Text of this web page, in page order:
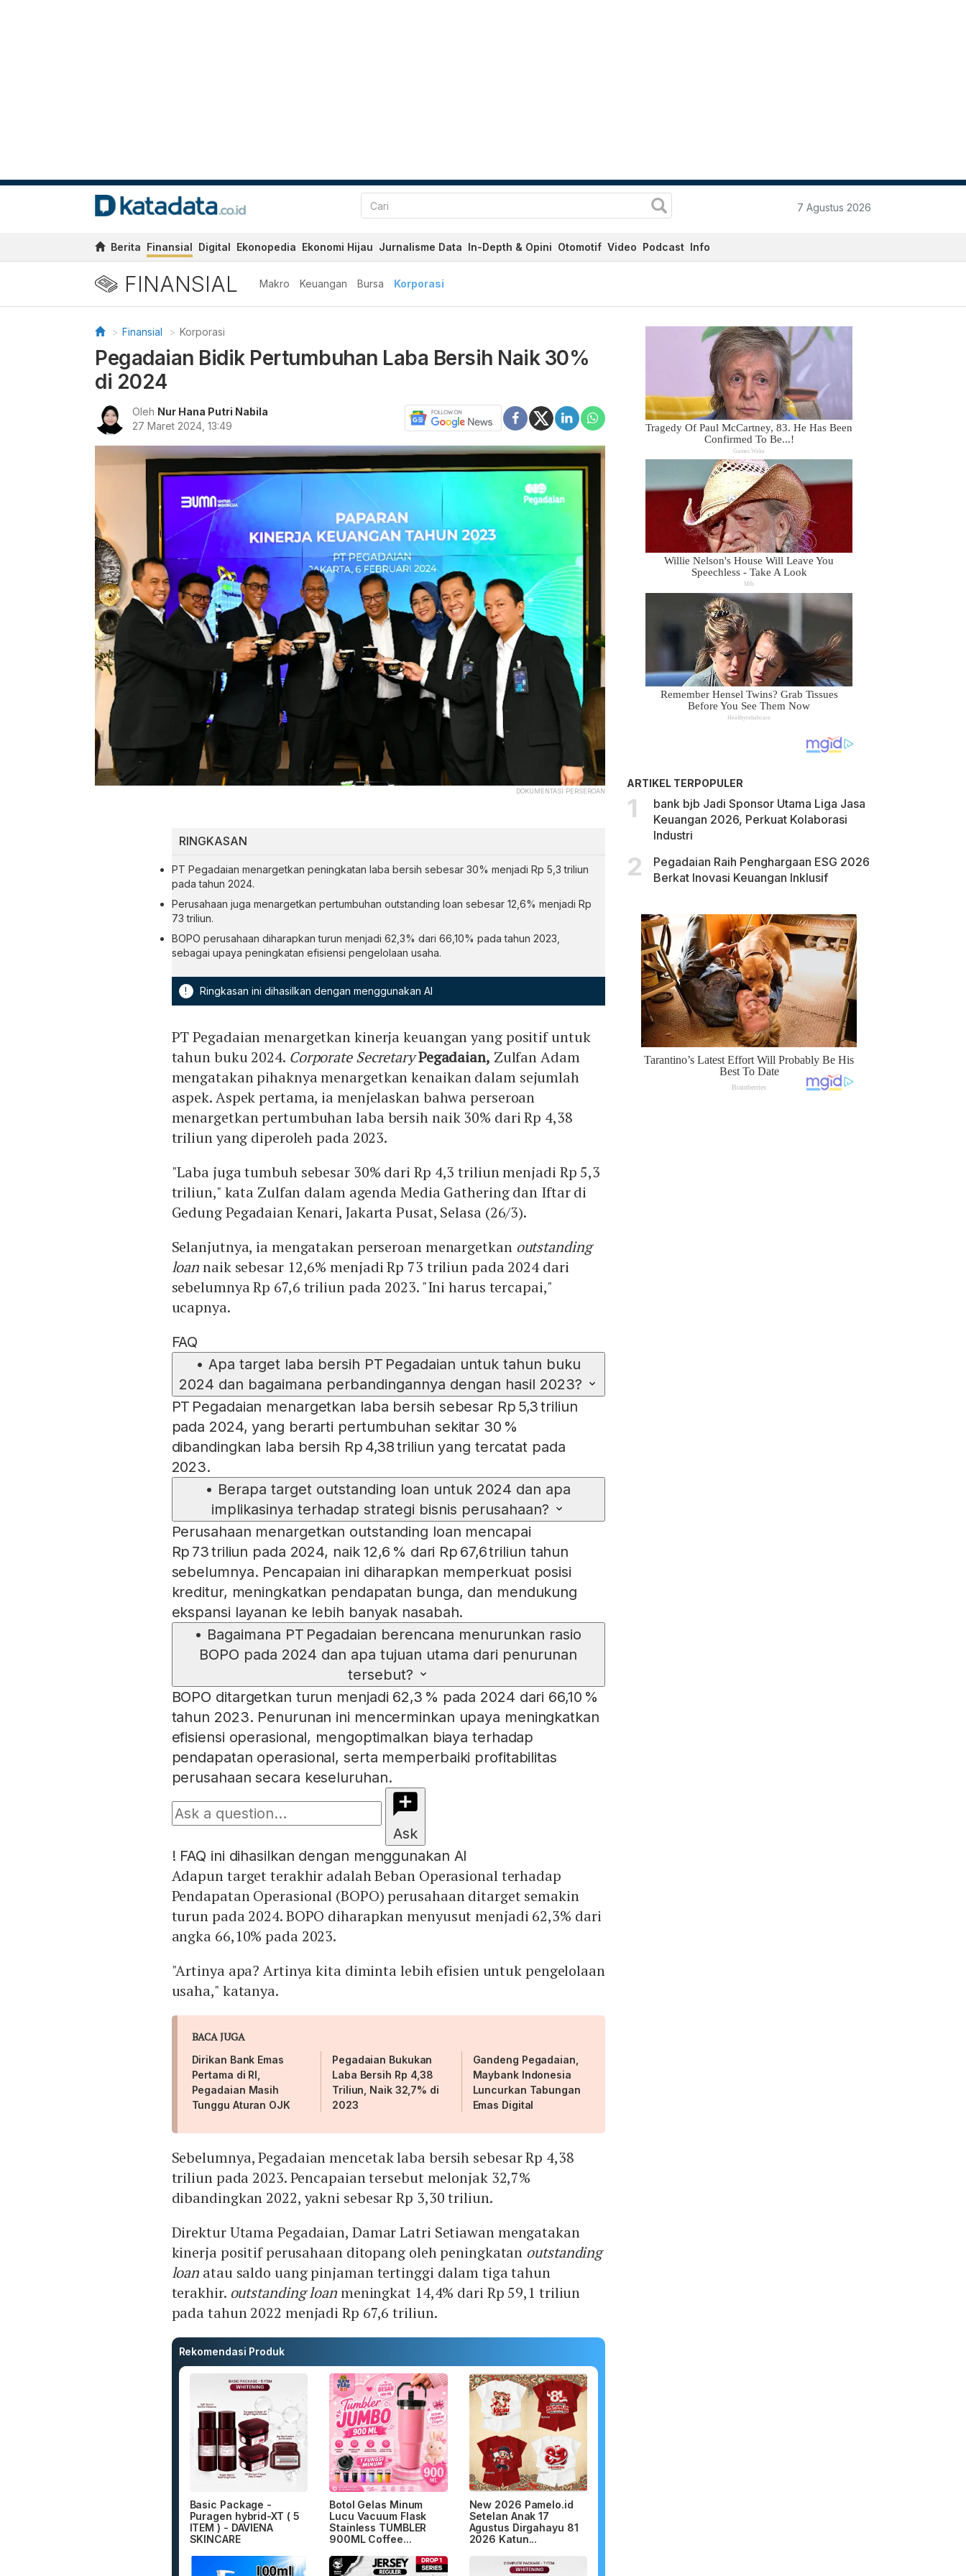
7 Agustus 2026
Berita Finansial Digital Ekonopedia Ekonomi Hijau Jurnalisme Data In-Depth & Opini Otomotif Video Podcast Info
FINANSIAL Makro Keuangan Bursa Korporasi
Finansial Korporasi
Pegadaian Bidik Pertumbuhan Laba Bersih Naik 30%
di 2024
Oleh Nur Hana Putri Nabila
27 Maret 2024, 13:49
DOKUMENTASI PERSEROAN
RINGKASAN
PT Pegadaian menargetkan peningkatan laba bersih sebesar 30% menjadi Rp 5,3 triliun
pada tahun 2024.
Perusahaan juga menargetkan pertumbuhan outstanding loan sebesar 12,6% menjadi Rp
73 triliun.
BOPO perusahaan diharapkan turun menjadi 62,3% dari 66,10% pada tahun 2023,
sebagai upaya peningkatan efisiensi pengelolaan usaha.
! Ringkasan ini dihasilkan dengan menggunakan AI
PT Pegadaian menargetkan kinerja keuangan yang positif untuk
tahun buku 2024. Corporate SecretaryPegadaian, Zulfan Adam
mengatakan pihaknya menargetkan kenaikan dalam sejumlah
aspek. Aspek pertama, ia menjelaskan bahwa perseroan
menargetkan pertumbuhan laba bersih naik 30% dari Rp 4,38
triliun yang diperoleh pada 2023.
"Laba juga tumbuh sebesar 30% dari Rp 4,3 triliun menjadi Rp 5,3
triliun," kata Zulfan dalam agenda Media Gathering dan Iftar di
Gedung Pegadaian Kenari, Jakarta Pusat, Selasa (26/3).
Selanjutnya, ia mengatakan perseroan menargetkan outstanding
loannaik sebesar 12,6% menjadi Rp 73 triliun pada 2024 dari
sebelumnya Rp 67,6 triliun pada 2023. "Ini harus tercapai,"
ucapnya.
FAQ
• Apa target laba bersih PT Pegadaian untuk tahun buku
2024 dan bagaimana perbandingannya dengan hasil 2023?
PT Pegadaian menargetkan laba bersih sebesar Rp 5,3 triliun
pada 2024, yang berarti pertumbuhan sekitar 30 %
dibandingkan laba bersih Rp 4,38 triliun yang tercatat pada
2023.
• Berapa target outstanding loan untuk 2024 dan apa
implikasinya terhadap strategi bisnis perusahaan?
Perusahaan menargetkan outstanding loan mencapai
Rp 73 triliun pada 2024, naik 12,6 % dari Rp 67,6 triliun tahun
sebelumnya. Pencapaian ini diharapkan memperkuat posisi
kreditur, meningkatkan pendapatan bunga, dan mendukung
ekspansi layanan ke lebih banyak nasabah.
• Bagaimana PT Pegadaian berencana menurunkan rasio
BOPO pada 2024 dan apa tujuan utama dari penurunan
tersebut?
BOPO ditargetkan turun menjadi 62,3 % pada 2024 dari 66,10 %
tahun 2023. Penurunan ini mencerminkan upaya meningkatkan
efisiensi operasional, mengoptimalkan biaya terhadap
pendapatan operasional, serta memperbaiki profitabilitas
perusahaan secara keseluruhan.
Ask
! FAQ ini dihasilkan dengan menggunakan AI
Adapun target terakhir adalah Beban Operasional terhadap
Pendapatan Operasional (BOPO) perusahaan ditarget semakin
turun pada 2024. BOPO diharapkan menyusut menjadi 62,3% dari
angka 66,10% pada 2023.
"Artinya apa? Artinya kita diminta lebih efisien untuk pengelolaan
usaha," katanya.
BACA JUGA
Dirikan Bank Emas
Pertama di RI,
Pegadaian Masih
Tunggu Aturan OJK
Pegadaian Bukukan
Laba Bersih Rp 4,38
Triliun, Naik 32,7% di
2023
Gandeng Pegadaian,
Maybank Indonesia
Luncurkan Tabungan
Emas Digital
Sebelumnya, Pegadaian mencetak laba bersih sebesar Rp 4,38
triliun pada 2023. Pencapaian tersebut melonjak 32,7%
dibandingkan 2022, yakni sebesar Rp 3,30 triliun.
Direktur Utama Pegadaian, Damar Latri Setiawan mengatakan
kinerja positif perusahaan ditopang oleh peningkatan outstanding
loan atau saldo uang pinjaman tertinggi dalam tiga tahun
terakhir. outstanding loanmeningkat 14,4% dari Rp 59,1 triliun
pada tahun 2022 menjadi Rp 67,6 triliun.
Rekomendasi Produk
Basic Package -
Puragen hybrid-XT ( 5
ITEM ) - DAVIENA
SKINCARE
Botol Gelas Minum
Lucu Vacuum Flask
Stainless TUMBLER
900ML Coffee...
New 2026 Pamelo.id
Setelan Anak 17
Agustus Dirgahayu 81
2026 Katun...
ARTIKEL TERPOPULER
bank bjb Jadi Sponsor Utama Liga Jasa
Keuangan 2026, Perkuat Kolaborasi
Industri
Pegadaian Raih Penghargaan ESG 2026
Berkat Inovasi Keuangan Inklusif